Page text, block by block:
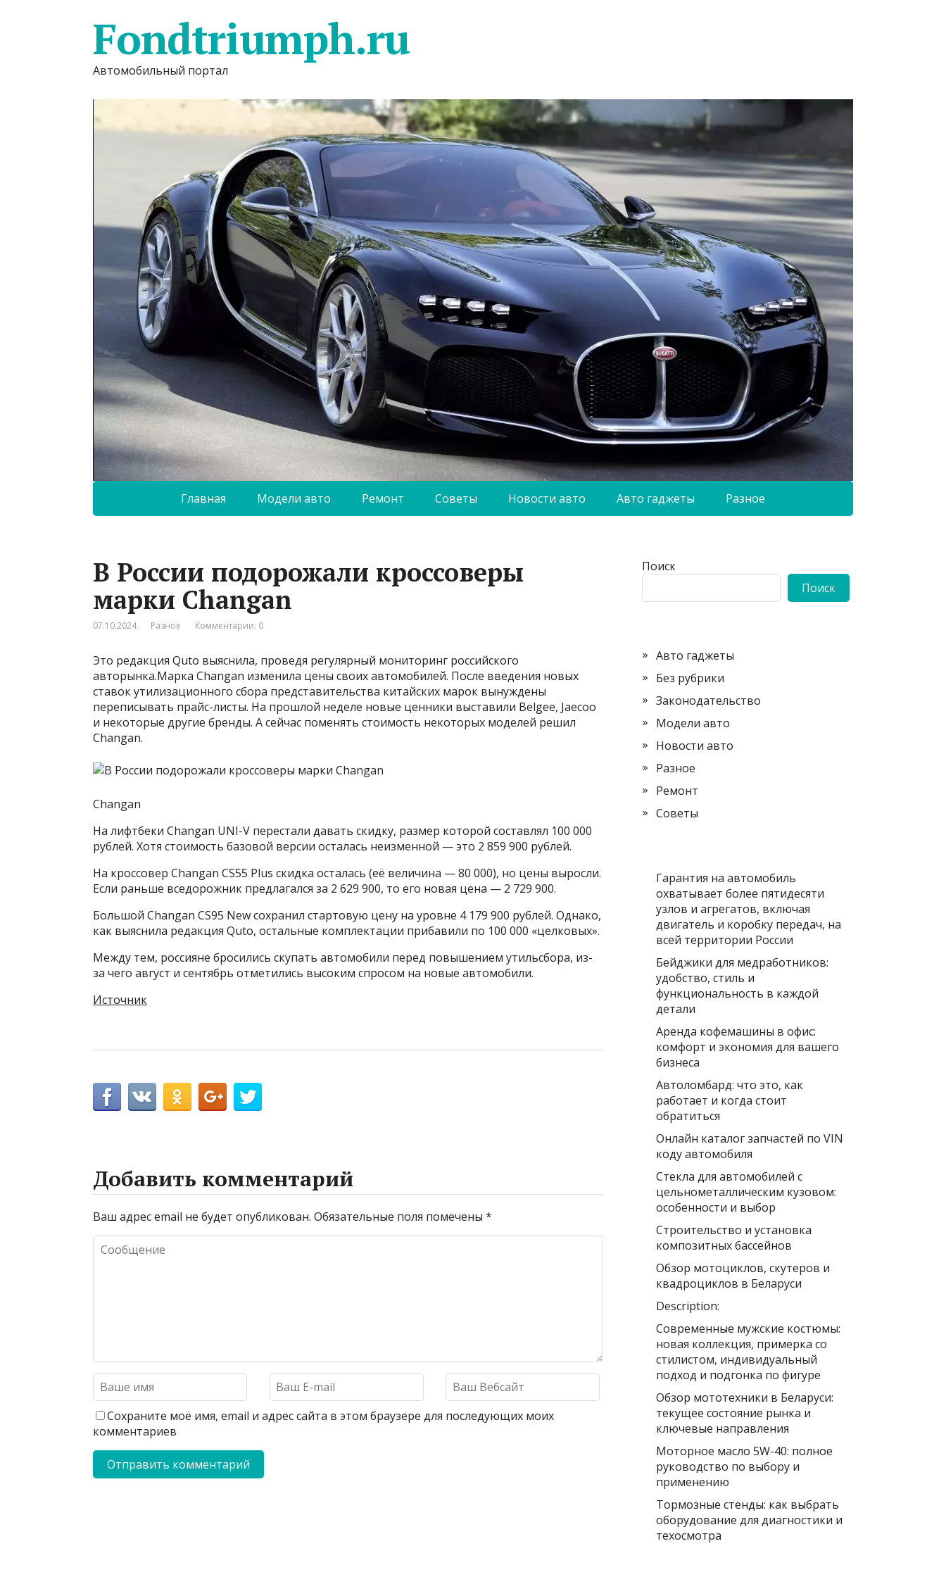
Fondtriumph.ru
Автомобильный портал
Главная Модели авто Ремонт Советы Новости авто Авто гаджеты Разное
В России подорожали кроссоверы
марки Changan
07.10.2024 Разное Комментарии: 0
Это редакция Quto выяснила, проведя регулярный мониторинг российского
авторынка.Марка Changan изменила цены своих автомобилей. После введения новых
ставок утилизационного сбора представительства китайских марок вынуждены
переписывать прайс-листы. На прошлой неделе новые ценники выставили Belgee, Jaecoo
и некоторые другие бренды. А сейчас поменять стоимость некоторых моделей решил
Changan.
Changan
На лифтбеки Changan UNI-V перестали давать скидку, размер которой составлял 100 000
рублей. Хотя стоимость базовой версии осталась неизменной — это 2 859 900 рублей.
На кроссовер Changan CS55 Plus скидка осталась (её величина — 80 000), но цены выросли.
Если раньше вседорожник предлагался за 2 629 900, то его новая цена — 2 729 900.
Большой Changan CS95 New сохранил стартовую цену на уровне 4 179 900 рублей. Однако,
как выяснила редакция Quto, остальные комплектации прибавили по 100 000 «целковых».
Между тем, россияне бросились скупать автомобили перед повышением утильсбора, из-
за чего август и сентябрь отметились высоким спросом на новые автомобили.
Источник
Добавить комментарий
Ваш адрес email не будет опубликован. Обязательные поля помечены *
Сохраните моё имя, email и адрес сайта в этом браузере для последующих моих
комментариев
Поиск
Поиск
Авто гаджеты
Без рубрики
Законодательство
Модели авто
Новости авто
Разное
Ремонт
Советы
Гарантия на автомобиль
охватывает более пятидесяти
узлов и агрегатов, включая
двигатель и коробку передач, на
всей территории России
Бейджики для медработников:
удобство, стиль и
функциональность в каждой
детали
Аренда кофемашины в офис:
комфорт и экономия для вашего
бизнеса
Автоломбард: что это, как
работает и когда стоит
обратиться
Онлайн каталог запчастей по VIN
коду автомобиля
Стекла для автомобилей с
цельнометаллическим кузовом:
особенности и выбор
Строительство и установка
композитных бассейнов
Обзор мотоциклов, скутеров и
квадроциклов в Беларуси
Description:
Современные мужские костюмы:
новая коллекция, примерка со
стилистом, индивидуальный
подход и подгонка по фигуре
Обзор мототехники в Беларуси:
текущее состояние рынка и
ключевые направления
Моторное масло 5W-40: полное
руководство по выбору и
применению
Тормозные стенды: как выбрать
оборудование для диагностики и
техосмотра